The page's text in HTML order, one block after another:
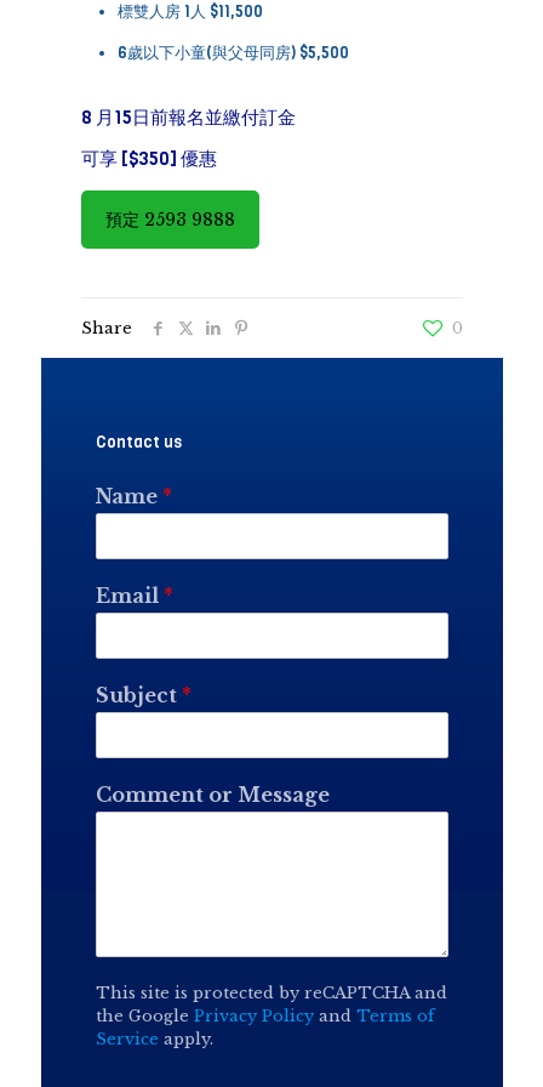
標雙人房 1人 $11,500
6歲以下小童(與父母同房) $5,500
8 月15日前報名並繳付訂金
可享 [$350] 優惠
預定 2593 9888
Share 0
Contact us
Name *
Email *
Subject *
Comment or Message
This site is protected by reCAPTCHA and
the Google Privacy Policyand Terms of
Service apply.